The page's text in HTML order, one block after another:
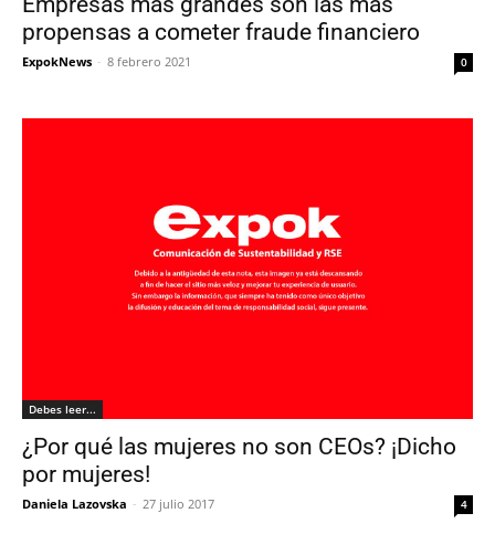
propensas a cometer fraude financiero
ExpokNews - 8 febrero 2021 0
Debes leer...
¿Por qué las mujeres no son CEOs? ¡Dicho
por mujeres!
Daniela Lazovska - 27 julio 2017 4